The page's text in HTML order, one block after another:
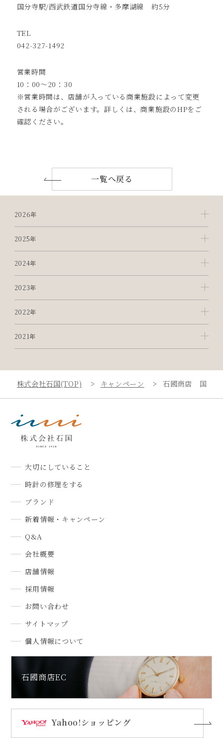
国分寺駅/西武鉄道国分寺線・多摩湖線 約5分
TEL
042-327-1492
営業時間
10：00～20：30
※営業時間は、店舗が入っている商業施設によって変更
される場合がございます。詳しくは、商業施設のHPをご
確認ください。
一覧へ戻る
2026年
2025年
2024年
2023年
2022年
2021年
株式会社石国(TOP) キャンペーン 石國商店 国分寺
大切にしていること
時計の修理をする
ブランド
新着情報・キャンペーン
Q&A
会社概要
店舗情報
採用情報
お問い合わせ
サイトマップ
個人情報について
石國商店EC
Yahoo!ショッピング